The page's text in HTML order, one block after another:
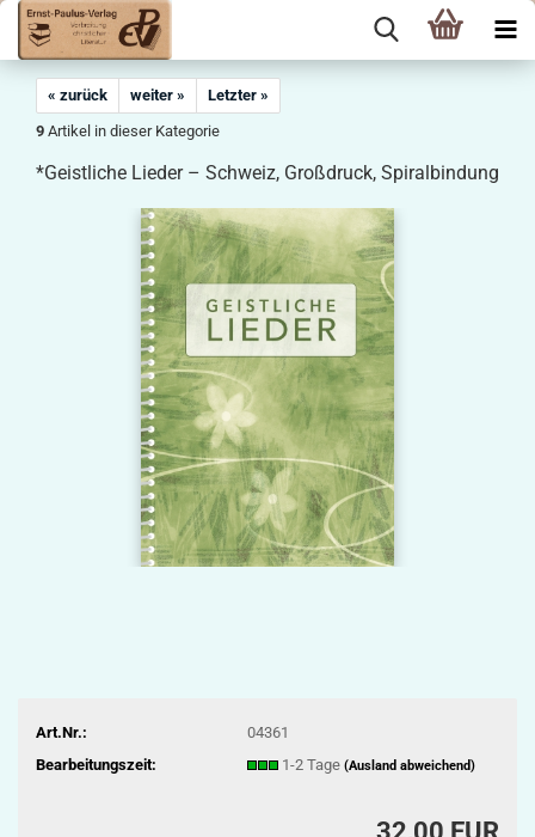
« zurück weiter »
Letzter »
9 Artikel in dieser Kategorie
*Geistliche Lieder – Schweiz, Großdruck, Spiralbindung
Art.Nr.:
04361
Bearbeitungszeit:
1-2 Tage (Ausland abweichend)